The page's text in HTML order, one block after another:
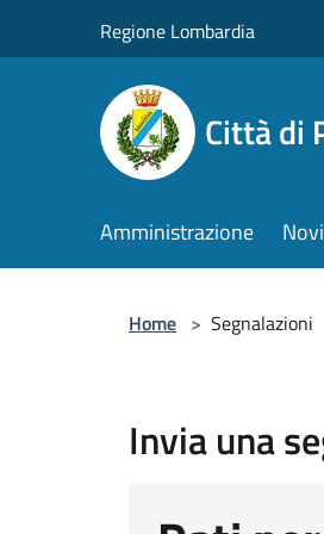
Regione Lombardia
Città di
Amministrazione
Home > Segnalazioni
Invia una